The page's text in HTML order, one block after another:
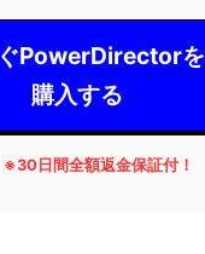
PowerDirectorを
購入する
※30日間全額返金保証付！